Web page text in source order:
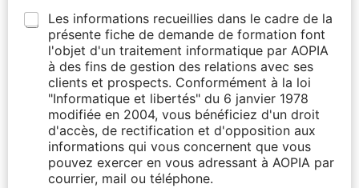
Les informations recueillies dans le cadre de la
présente fiche de demande de formation font
l'objet d'un traitement informatique par AOPIA
à des fins de gestion des relations avec ses
clients et prospects. Conformément à la loi
"Informatique et libertés" du 6 janvier 1978
modifiée en 2004, vous bénéficiez d'un droit
d'accès, de rectification et d'opposition aux
informations qui vous concernent que vous
pouvez exercer en vous adressant à AOPIA par
courrier, mail ou téléphone.